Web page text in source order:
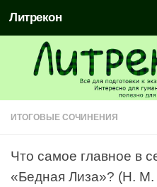
Литрекон
ИТОГОВЫЕ СОЧИНЕНИЯ
Что самое главное в
«Бедная Лиза»? (Н. М.